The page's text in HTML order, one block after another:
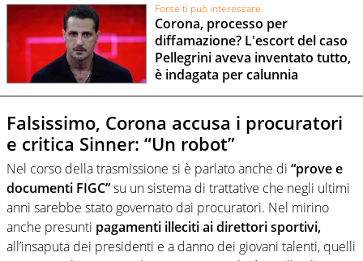
Forse ti può interessare
Corona, processo per
diffamazione? L'escort del caso
Pellegrini aveva inventato tutto,
è indagata per calunnia
Falsissimo, Corona accusa i procuratori
e critica Sinner: “Un robot”
Nel corso della trasmissione si è parlato anche di “prove e
documenti FIGC”su un sistema di trattative che negli ultimi
anni sarebbe stato governato dai procuratori. Nel mirino
anche presunti pagamenti illeciti ai direttori sportivi,
all’insaputa dei presidenti e a danno dei giovani talenti, quelli